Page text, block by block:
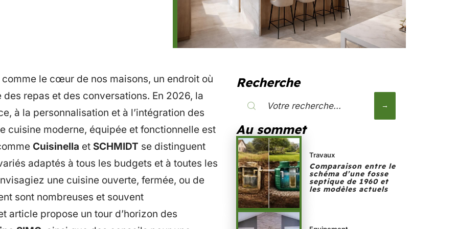
le cœur de nos maisons, un endroit où
des repas et des conversations. En 2026, la
à la personnalisation et à l’intégration des
cuisine moderne, équipée et fonctionnelle est
Cuisinella et SCHMIDT se distinguent
adaptés à tous les budgets et à toutes les
une cuisine ouverte, fermée, ou de
sont nombreuses et souvent
article propose un tour d’horizon des
Recherche
Au sommet
Travaux
Comparaison entre le
schéma d’une fosse
septique de 1960 et
les modèles actuels